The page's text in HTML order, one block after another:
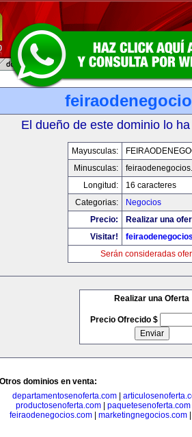
El dueño de este dominio lo
Mayusculas:
Minusculas:
Longitud:
16 caracteres
Categorias:
Negocios
Precio:
Realizar una
Visitar!
Serán consideradas
Realizar una Oferta
Precio Ofrecido $
Otros dominios en venta:
departamentosenoferta.com
productosenoferta.com| paquetesenoferta.com
feiraodenegocios.com
marketingnegocios.com